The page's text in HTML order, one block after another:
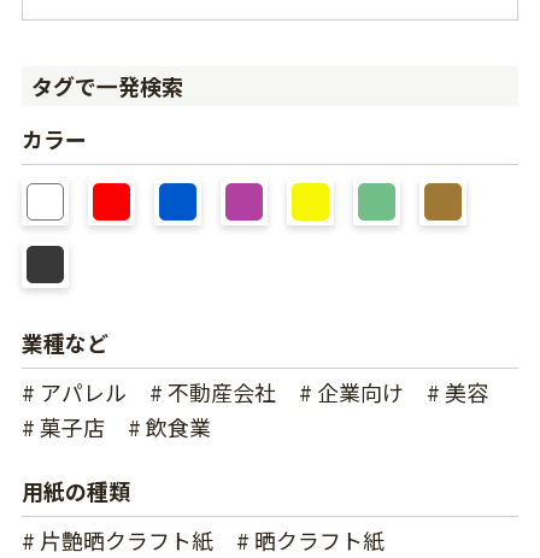
タグで一発検索
カラー
業種など
# アパレル
# 不動産会社 # 企業向け
# 美容
# 菓子店
# 飲食業
用紙の種類
# 片艶晒クラフト紙
# 晒クラフト紙